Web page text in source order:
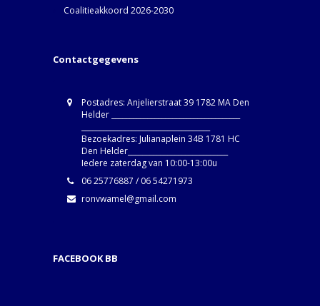
Coalitieakkoord 2026-2030
Contactgegevens
Postadres: Anjelierstraat 39 1782 MA Den
Helder ____________________________________
Bezoekadres: Julianaplein 34B 1781 HC
Den Helder____________________________
Iedere zaterdag van 10:00-13:00u
06 25776887 / 06 54271973
ronvwamel@gmail.com
FACEBOOK BB